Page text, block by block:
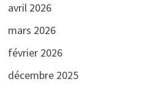
avril 2026
mars 2026
février 2026
décembre 2025